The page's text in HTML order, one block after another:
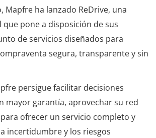
Mapfre ha lanzado ReDrive, una
pone a disposición de sus
de servicios diseñados para
segura, transparente y sin
persigue facilitar decisiones
mayor garantía, aprovechar su red
ofrecer un servicio completo y
incertidumbre y los riesgos